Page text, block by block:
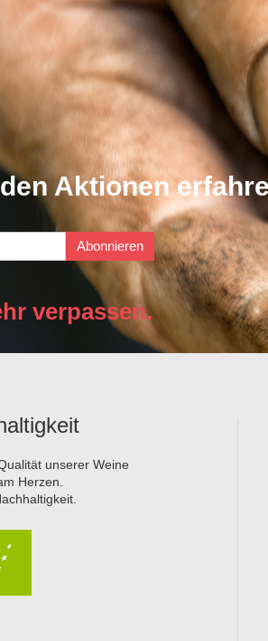
Aktionen
Abonnieren
verpassen.
unserer Weine
Herzen.